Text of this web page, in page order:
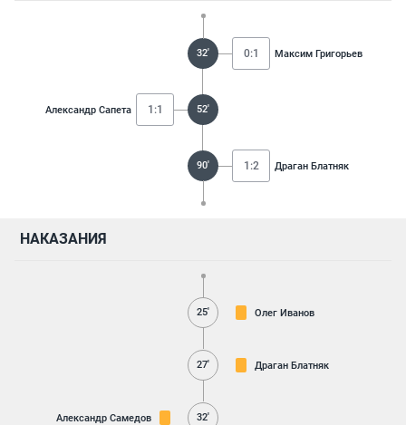
32' 0:1 Максим Григорьев
Александр Сапета 1:1 52'
90' 1:2 Драган Блатняк
НАКАЗАНИЯ
25' Олег Иванов
27' Драган Блатняк
Александр Самедов 32'